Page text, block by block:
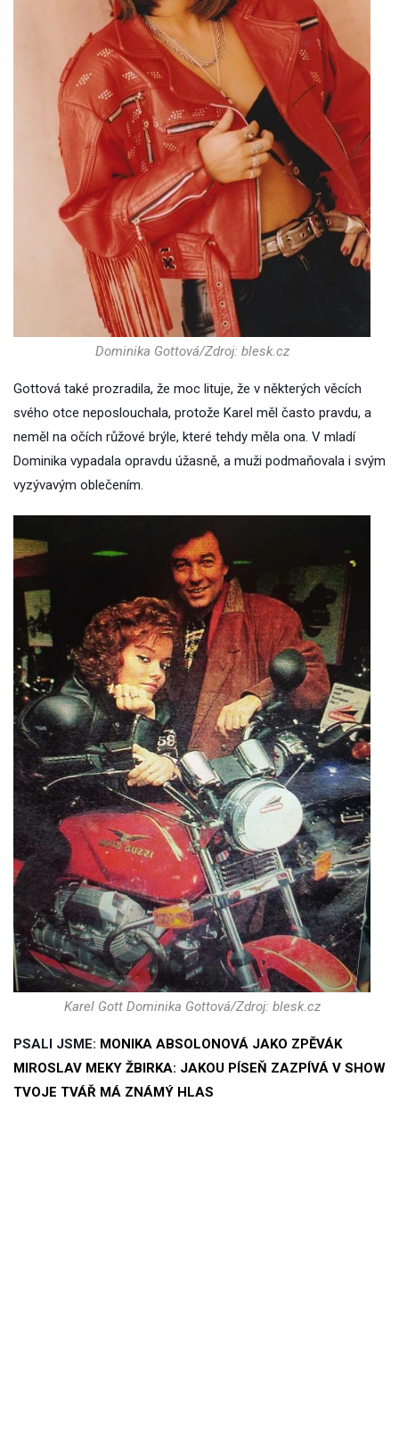
Dominika Gottová/Zdroj: blesk.cz
Gottová také prozradila, že moc lituje, že v některých věcích
svého otce neposlouchala, protože Karel měl často pravdu, a
neměl na očích růžové brýle, které tehdy měla ona. V mladí
Dominika vypadala opravdu úžasně, a muži podmaňovala i svým
vyzývavým oblečením.
Karel Gott Dominika Gottová/Zdroj: blesk.cz
PSALI JSME: MONIKA ABSOLONOVÁ JAKO ZPĚVÁK
MIROSLAV MEKY ŽBIRKA: JAKOU PÍSEŇ ZAZPÍVÁ V SHOW
TVOJE TVÁŘ MÁ ZNÁMÝ HLAS